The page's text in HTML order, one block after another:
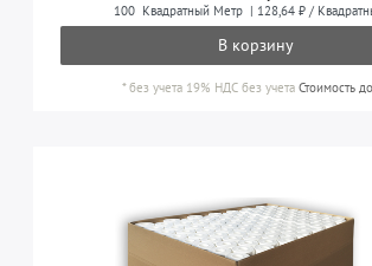
PROFhome (Малярный флизелин)
РАЗМЕРЫ РУЛОНА
обладают хорошей светостойкостью
ПРЕДНАЗНАЧЕНО ДЛЯ ИСПОЛЬЗОВАНИЯ
100 Квадратный Метр | 128,64 ₽ /
В корзину
*без учета 19% НДС без учета Стоимость